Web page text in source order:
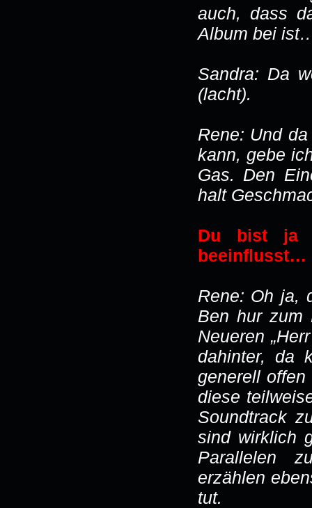
auch, dass
Album bei
Sandra: Da
(lacht).
Rene: Und
kann, gebe
Gas. Den
halt
Du bist ja
beeinflusst…
Rene: Oh ja,
Ben hur zum
Neueren
dahinter, da
generell
diese
Soundtrack
sind wirklich
Parallelen
erzählen
tut.